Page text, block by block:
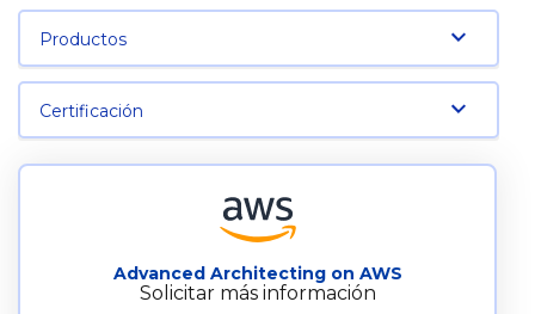
Productos
Certificación
Advanced Architecting on AWS
Solicitar más información